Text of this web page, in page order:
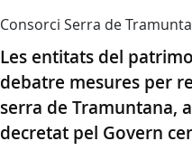
Consorci Serra de
Les entitats del
debatre mesures per
serra de Tramuntana,
decretat pel Govern